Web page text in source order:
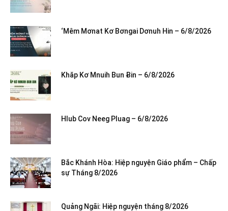
‘Mêm Mơnat Kơ Bơngai Dơnuh Hin – 6/8/2026
Khăp Kơ Mnuih Bun Ƀin – 6/8/2026
Hlub Cov Neeg Pluag – 6/8/2026
Bắc Khánh Hòa: Hiệp nguyện Giáo phẩm – Chấp
sự Tháng 8/2026
Quảng Ngãi: Hiệp nguyện tháng 8/2026